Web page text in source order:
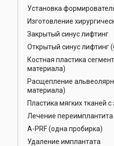
Установка
Изготовление
Закрытый синус лифтинг
Открытый синус лифтинг
Костная пластика
материала)
Расщепление
материала)
Пластика мягких тканей
Лечение переимплантита
А-РRF (одна пробирка)
Удаление имплантата